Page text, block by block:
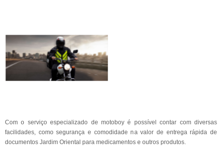
Com o serviço especializado de motoboy é possível contar com diversas
facilidades, como segurança e comodidade na valor de entrega rápida de
documentos Jardim Oriental para medicamentos e outros produtos.